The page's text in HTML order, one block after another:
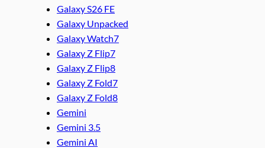
Galaxy S26 FE
Galaxy Unpacked
Galaxy Watch7
Galaxy Z Flip7
Galaxy Z Flip8
Galaxy Z Fold7
Galaxy Z Fold8
Gemini
Gemini 3.5
Gemini AI